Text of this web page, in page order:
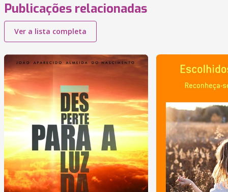
Publicações relacionadas
Ver a lista completa